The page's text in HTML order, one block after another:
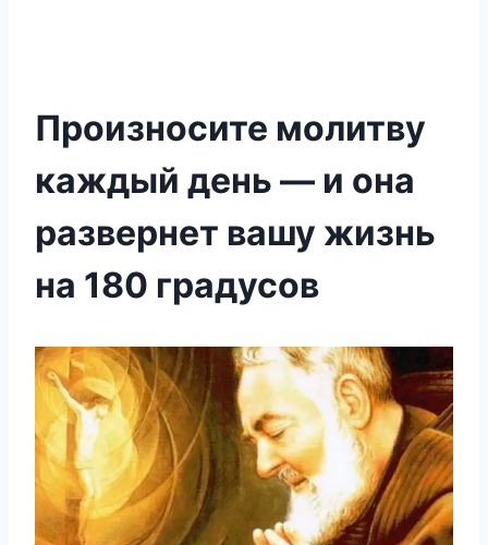
Произносите молитву
каждый день — и она
развернет вашу жизнь
на 180 градусов